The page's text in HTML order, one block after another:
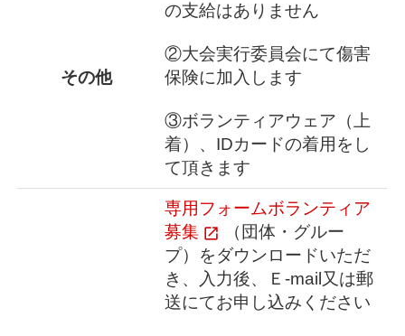
その他
の支給はありません
②大会実行委員会にて傷害
保険に加入します
③ボランティアウェア（上
着）、IDカードの着用をし
て頂きます
専用フォームボランティア
募集
（団体・グルー
プ）をダウンロードいただ
き、入力後、Ｅ-mail又は郵
送にてお申し込みください